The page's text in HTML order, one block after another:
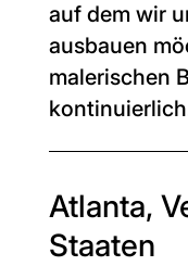
auf dem wir
ausbauen
malerischen
Atlanta,
Staaten